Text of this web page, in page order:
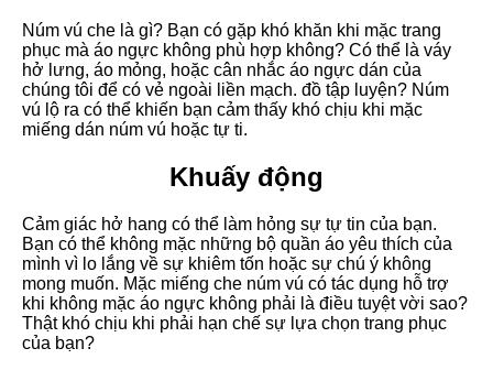
Núm vú che là gì? Bạn có gặp khó khăn khi mặc trang
phục mà áo ngực không phù hợp không? Có thể là váy
hở lưng, áo mỏng, hoặc cân nhắc áo ngực dán của
chúng tôi để có vẻ ngoài liền mạch. đồ tập luyện? Núm
vú lộ ra có thể khiến bạn cảm thấy khó chịu khi mặc
miếng dán núm vú hoặc tự ti.
Khuấy động
Cảm giác hở hang có thể làm hỏng sự tự tin của bạn.
Bạn có thể không mặc những bộ quần áo yêu thích của
mình vì lo lắng về sự khiêm tốn hoặc sự chú ý không
mong muốn. Mặc miếng che núm vú có tác dụng hỗ trợ
khi không mặc áo ngực không phải là điều tuyệt vời sao?
Thật khó chịu khi phải hạn chế sự lựa chọn trang phục
của bạn?